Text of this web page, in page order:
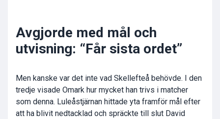
Avgjorde med mål och
utvisning: “Får sista ordet”
Men kanske var det inte vad Skellefteå behövde. I den
tredje visade Omark hur mycket han trivs i matcher
som denna. Luleåstjärnan hittade yta framför mål efter
att ha blivit nedtacklad och spräckte till slut David